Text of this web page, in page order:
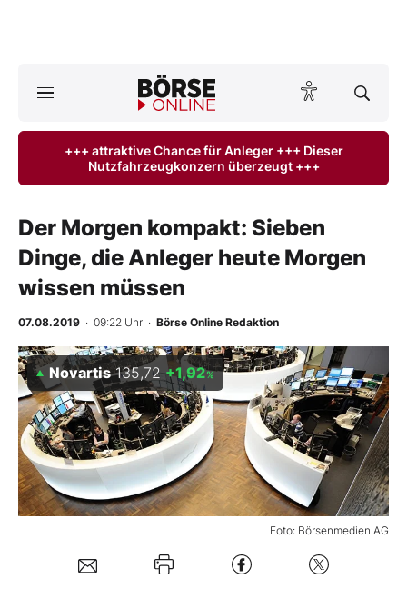
ktuelle Ausgabe BÖRSE ONLINE lesen
Finanz-Check
BO-Musterdepots
Experten
Mein B:O
Mein Konto
Folgen Sie uns
+++ attraktive Chance für Anleger +++ Dieser
Nutzfahrzeugkonzern überzeugt +++
Der Morgen kompakt: Sieben
Dinge, die Anleger heute Morgen
wissen müssen
07.08.2019 · 09:22 Uhr · Börse Online Redaktion
Foto: Börsenmedien AG
Novartis 135,72 +1,92%